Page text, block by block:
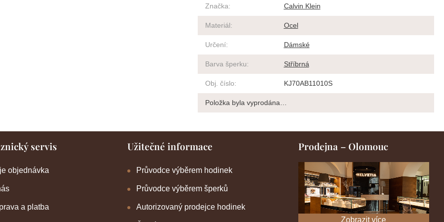
Značka: Calvin Klein
Materiál: Ocel
Určení: Dámské
Barva šperku: Stříbrná
Obj. číslo: KJ70AB11010S
Položka byla vyprodána…
servis
objednávka
a platba
Užitečné informace
Průvodce výběrem hodinek
Průvodce výběrem šperků
Autorizovaný prodejce hodinek
Prodejna – Olomouc
Zobrazit více